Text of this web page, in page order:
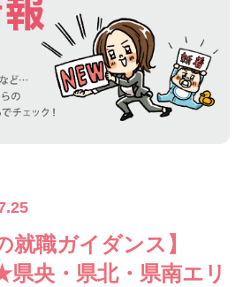
就職ガイダンス】
央・県北・県南エリ